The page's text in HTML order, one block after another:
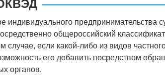
индивидуального предпринимательства
общероссийский
случае, если какой-либо из видов
его добавить посредством
органов.